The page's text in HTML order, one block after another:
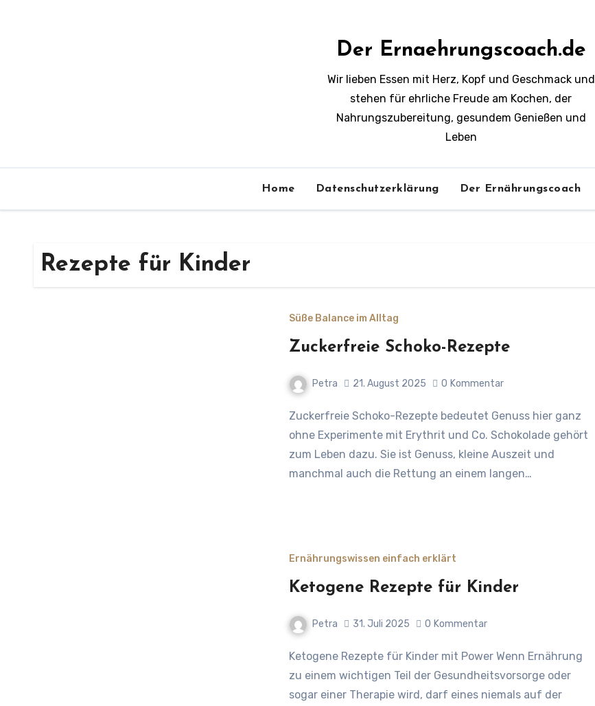
Der Ernaehrungscoach.de
Wir lieben Essen mit Herz, Kopf und Geschmack und
stehen für ehrliche Freude am Kochen, der
Nahrungszubereitung, gesundem Genießen und
Leben
Home Datenschutzerklärung Der Ernährungscoach
Rezepte für Kinder
Süße Balance im Alltag
Zuckerfreie Schoko-Rezepte
Petra 21. August 2025 0 Kommentar
Zuckerfreie Schoko-Rezepte bedeutet Genuss hier ganz
ohne Experimente mit Erythrit und Co. Schokolade gehört
zum Leben dazu. Sie ist Genuss, kleine Auszeit und
manchmal auch die Rettung an einem langen…
Ernährungswissen einfach erklärt
Ketogene Rezepte für Kinder
Petra 31. Juli 2025 0 Kommentar
Ketogene Rezepte für Kinder mit Power Wenn Ernährung
zu einem wichtigen Teil der Gesundheitsvorsorge oder
sogar einer Therapie wird, darf eines niemals auf der